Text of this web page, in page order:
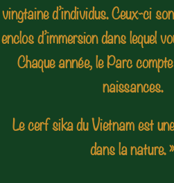
vingtaine d’individus. Ceux-ci
enclos d’immersion dans lequel
Chaque année, le Parc
naissances.
Le cerf sika du Vietnam est
dans la nature. »